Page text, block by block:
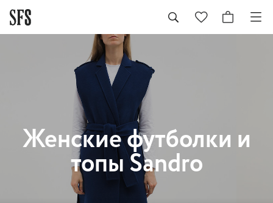
Женскиефутболки и
топы Sandro